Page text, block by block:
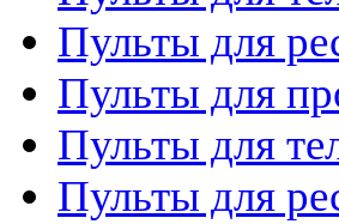
Пульты для
Пульты для
Пульты для
Пульты для